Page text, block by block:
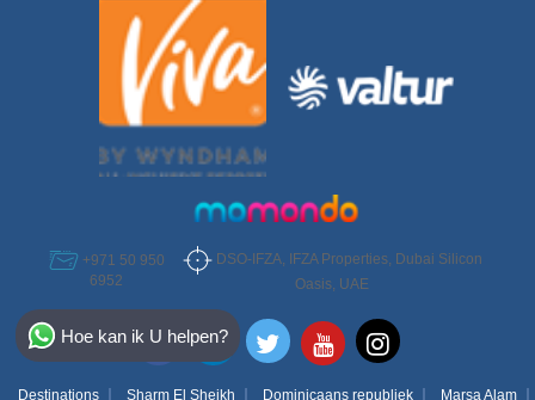
+971 50 950
6952
DSO-IFZA, IFZA Properties, Dubai Silicon
Oasis, UAE
Destinations Sharm El Sheikh Dominicaans republiek Marsa Alam
Hoe kan ik U helpen?
Select Destination